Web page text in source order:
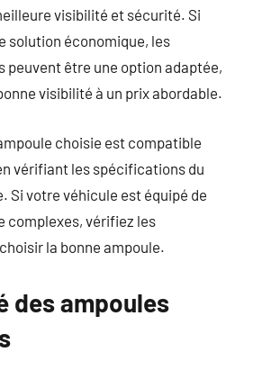
visibilité et sécurité. Si
solution économique, les
peuvent être une option adaptée,
visibilité à un prix abordable.
choisie est compatible
vérifiant les spécifications du
Si votre véhicule est équipé de
complexes, vérifiez les
la bonne ampoule.
des ampoules